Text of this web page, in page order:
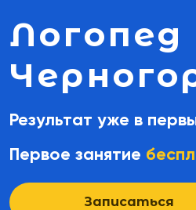
Логопед
Результат уже в
Первое занятие
Записаться